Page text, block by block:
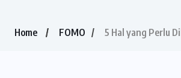
Home FOMO 5 Hal yang Perlu